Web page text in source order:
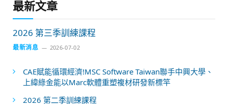
最新文章
2026 第三季訓練課程
最新消息 2026-07-02
CAE賦能循環經濟!MSC Software Taiwan聯手中興大學、
上緯綠金能以Marc軟體重塑複材研發新標竿
2026 第二季訓練課程